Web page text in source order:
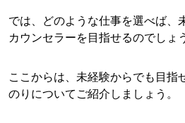
では、どのような仕事を選べば、
カウンセラーを目指せるのでしょ
ここからは、未経験からでも目指
のりについてご紹介しましょう。